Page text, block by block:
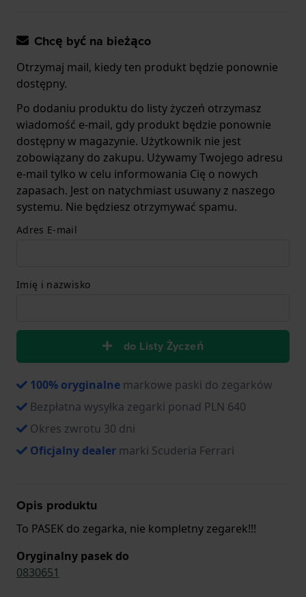
Chcę być na bieżąco
Otrzymaj mail, kiedy ten produkt będzie ponownie
dostępny.
Po dodaniu produktu do listy życzeń otrzymasz
wiadomość e-mail, gdy produkt będzie ponownie
dostępny w magazynie. Użytkownik nie jest
zobowiązany do zakupu. Używamy Twojego adresu
e-mail tylko w celu informowania Cię o nowych
zapasach. Jest on natychmiast usuwany z naszego
systemu. Nie będziesz otrzymywać spamu.
Adres E-mail
Imię i nazwisko
do Listy Życzeń
100% oryginalne markowe paski do zegarków
Bezpłatna wysyłka zegarki ponad PLN 640
Okres zwrotu 30 dni
Oficjalny dealer marki Scuderia Ferrari
Opis produktu
To PASEK do zegarka, nie kompletny zegarek!!!
Oryginalny pasek do
0830651